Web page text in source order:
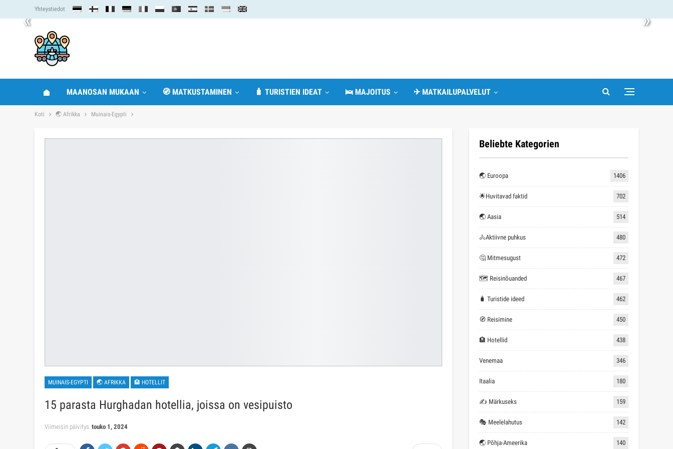
« »
Yhteystiedot
MAANOSAN MUKAAN 🧭 MATKUSTAMINEN 🧳 TURISTIEN IDEAT 🛌 MAJOITUS ✈ MATKAILUPALVELUT
Koti 🌏 Afrikka Muinais-Egypti
MUINAIS-EGYPTI 🌏 AFRIKKA 🏨 HOTELLIT
15 parasta Hurghadan hotellia, joissa on vesipuisto
Viimeisin päivitys touko 1, 2024
Beliebte Kategorien
🌏 Euroopa 1406
🌟Huvitavad faktid 702
🌏 Aasia 514
🚴Aktiivne puhkus 480
🤔 Mitmesugust 472
🗺 Reisinõuanded 467
🧳 Turistide ideed 462
🧭 Reisimine 450
🏨 Hotellid 438
Venemaa 346
Itaalia 180
✍ Märkuseks 159
🎭 Meelelahutus 142
🌏 Põhja-Ameerika 140